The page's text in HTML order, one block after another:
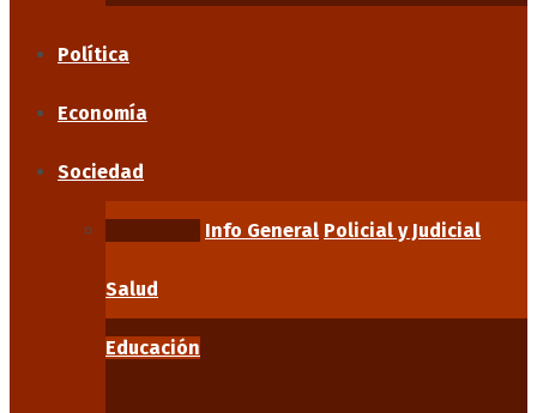
Política
Economía
Sociedad
Info General Policial y Judicial
Salud
Educación